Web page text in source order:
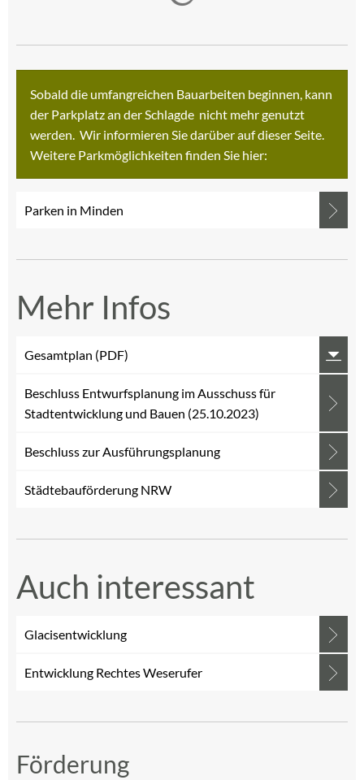
Sobald die umfangreichen Bauarbeiten beginnen, kann
der Parkplatz an der Schlagde nicht mehr genutzt
werden. Wir informieren Sie darüber auf dieser Seite.
Weitere Parkmöglichkeiten finden Sie hier:
Parken in Minden
Mehr Infos
Gesamtplan (PDF)
Beschluss Entwurfsplanung im Ausschuss für
Stadtentwicklung und Bauen (25.10.2023)
Beschluss zur Ausführungsplanung
Städtebauförderung NRW
Auch interessant
Glacisentwicklung
Entwicklung Rechtes Weserufer
Förderung